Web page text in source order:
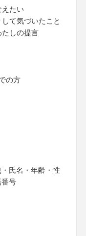
たい
て気づいたこと
しの提言
の方
氏名・年齢・性
号